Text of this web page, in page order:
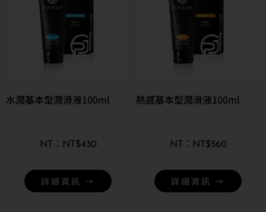
水潤基本型潤滑液100ml
NT$430
詳細資訊 →
熱感基本型潤滑液100ml
NT$560
詳細資訊 →